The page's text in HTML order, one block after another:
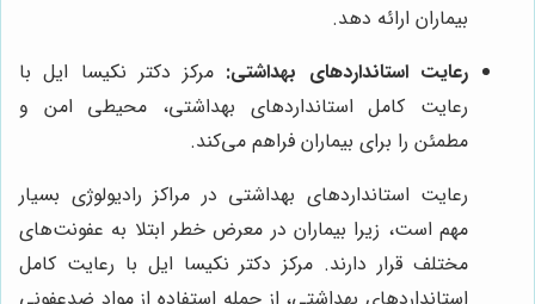
بیماران ارائه دهد.
رعایت استانداردهای بهداشتی: مرکز دکتر نکیسا ایل با
رعایت کامل استانداردهای بهداشتی، محیطی امن و
مطمئن را برای بیماران فراهم می‌کند.
رعایت استانداردهای بهداشتی در مراکز رادیولوژی بسیار
مهم است، زیرا بیماران در معرض خطر ابتلا به عفونت‌های
مختلف قرار دارند. مرکز دکتر نکیسا ایل با رعایت کامل